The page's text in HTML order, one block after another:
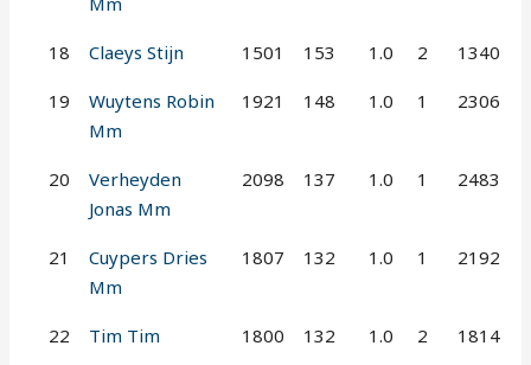
18 Claeys Stijn 1501 153 1.0 2 1340
19
Wuytens Robin
Mm
1921 148 1.0 1 2306
20
Verheyden
Jonas Mm
2098 137 1.0 1 2483
21
Cuypers Dries
Mm
1807 132 1.0 1 2192
22 Tim Tim 1800 132 1.0 2 1814